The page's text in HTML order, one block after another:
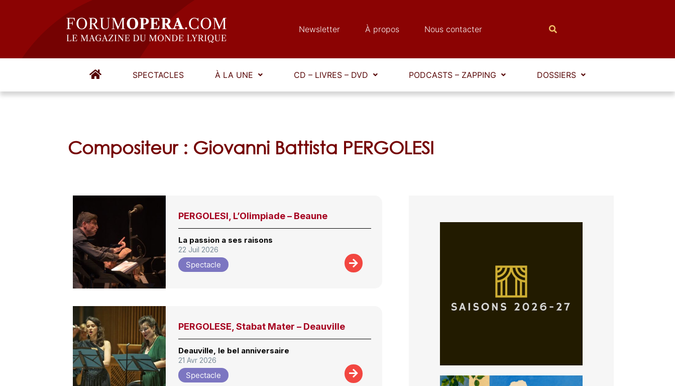
Newsletter À propos Nous contacter
SPECTACLES À LA UNE CD – LIVRES – DVD PODCASTS – ZAPPING DOSSIERS
Compositeur : Giovanni Battista PERGOLESI
PERGOLESI, L’Olimpiade – Beaune
La passion a ses raisons
22 Juil 2026
Spectacle
PERGOLESE, Stabat Mater – Deauville
Deauville, le bel anniversaire
21 Avr 2026
Spectacle